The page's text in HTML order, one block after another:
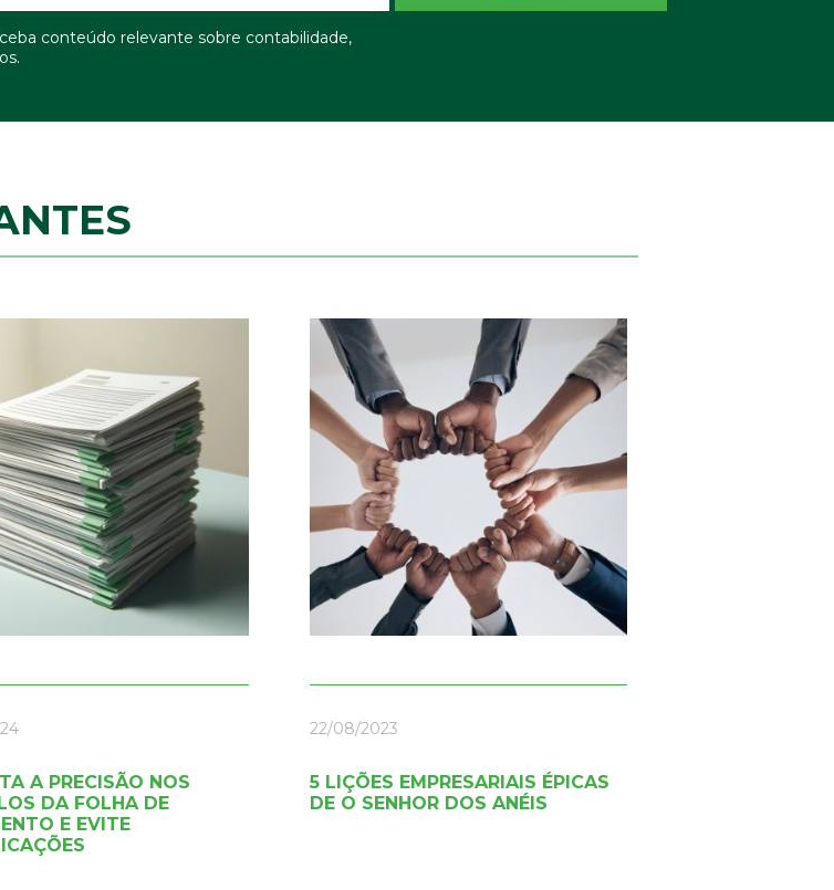
conteúdo relevante sobre contabilidade,
A PRECISÃO NOS
DA FOLHA DE
E EVITE
22/08/2023
5 LIÇÕES EMPRESARIAIS ÉPICAS
DE O SENHOR DOS ANÉIS